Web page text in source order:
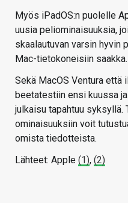
Myös iPadOS:n puolelle
uusia peliominaisuuksia,
skaalautuvan varsin hyvin
Mac-tietokoneisiin saakka.
Sekä MacOS Ventura että
beetatestiin ensi kuussa
julkaisu tapahtuu syksyllä.
ominaisuuksiin voit
omista tiedotteista.
Lähteet: Apple (1), (2)